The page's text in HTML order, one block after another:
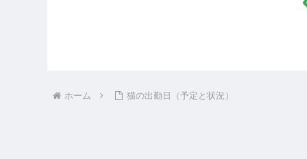
ホーム 猫の出勤日（予定と状況）